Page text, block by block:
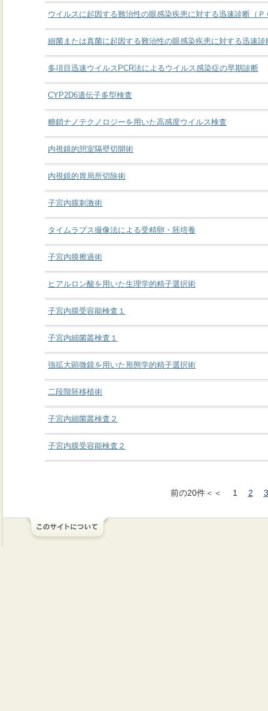
ウイルスに起因する難治性の眼感染疾患に対する迅速診断（Ｐ
細菌または真菌に起因する難治性の眼感染疾患に対する迅速
多項目迅速ウイルスPCR法によるウイルス感染症の早期診断
CYP2D6遺伝子多型検査
糖鎖ナノテクノロジーを用いた高感度ウイルス検査
内視鏡的憩室隔壁切開術
内視鏡的胃局所切除術
子宮内膜刺激術
タイムラプス撮像法による受精卵・胚培養
子宮内膜擦過術
ヒアルロン酸を用いた生理学的精子選択術
子宮内膜受容能検査１
子宮内細菌叢検査１
強拡大顕微鏡を用いた形態学的精子選択術
二段階胚移植術
子宮内細菌叢検査２
子宮内膜受容能検査２
前の20件＜＜ 1 2 3